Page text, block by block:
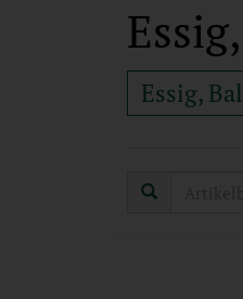
Essig,